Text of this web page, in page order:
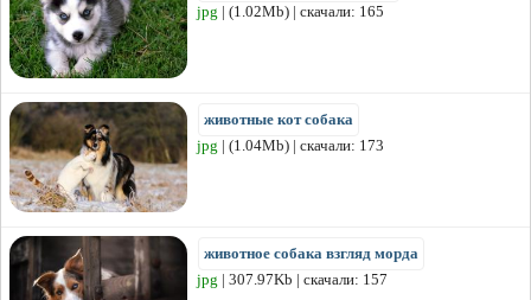
jpg | (1.02Mb) | скачали: 165
животные кот собака
jpg | (1.04Mb) | скачали: 173
животное собака взгляд морда
jpg | 307.97Kb | скачали: 157